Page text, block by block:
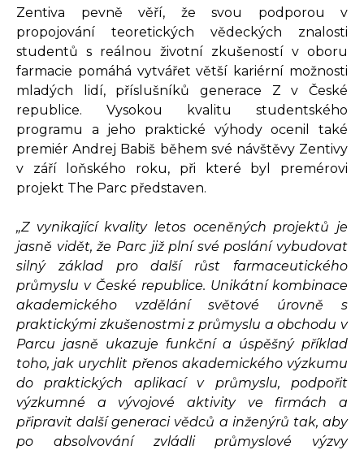
Zentiva pevně věří, že svou podporou v
propojování teoretických vědeckých znalosti
studentů s reálnou životní zkušeností v oboru
farmacie pomáhá vytvářet větší kariérní možnosti
mladých lidí, příslušníků generace Z v České
republice. Vysokou kvalitu studentského
programu a jeho praktické výhody ocenil také
premiér Andrej Babiš během své návštěvy Zentivy
v září loňského roku, při které byl premérovi
projekt The Parc představen.
„Z vynikající kvality letos oceněných projektů je
jasně vidět, že Parc již plní své poslání vybudovat
silný základ pro další růst farmaceutického
průmyslu v České republice. Unikátní kombinace
akademického vzdělání světové úrovně s
praktickými zkušenostmi z průmyslu a obchodu v
Parcu jasně ukazuje funkční a úspěšný příklad
toho, jak urychlit přenos akademického výzkumu
do praktických aplikací v průmyslu, podpořit
výzkumné a vývojové aktivity ve firmách a
připravit další generaci vědců a inženýrů tak, aby
po absolvování zvládli průmyslové výzvy